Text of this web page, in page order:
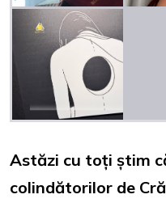
Astăzi cu toți știm
colindătorilor de